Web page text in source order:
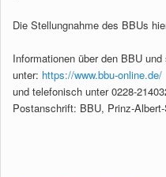
Die Stellungnahme des BBUs
Informationen über den BBU
unter: https://www.bbu-online.de/
und telefonisch unter 0228-
Postanschrift: BBU, Prinz-